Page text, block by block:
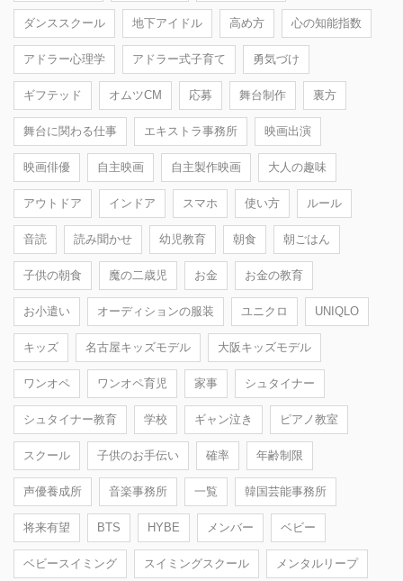
ダンススクール 地下アイドル 高め方 心の知能指数
アドラー心理学 アドラー式子育て 勇気づけ
ギフテッド オムツCM 応募 舞台制作 裏方
舞台に関わる仕事 エキストラ事務所 映画出演
映画俳優 自主映画 自主製作映画 大人の趣味
アウトドア インドア スマホ 使い方 ルール
音読 読み聞かせ 幼児教育 朝食 朝ごはん
子供の朝食 魔の二歳児 お金 お金の教育
お小遣い オーディションの服装 ユニクロ UNIQLO
キッズ 名古屋キッズモデル 大阪キッズモデル
ワンオペ ワンオペ育児 家事 シュタイナー
シュタイナー教育 学校 ギャン泣き ピアノ教室
スクール 子供のお手伝い 確率 年齢制限
声優養成所 音楽事務所 一覧 韓国芸能事務所
将来有望 BTS HYBE メンバー ベビー
ベビースイミング スイミングスクール メンタルリープ